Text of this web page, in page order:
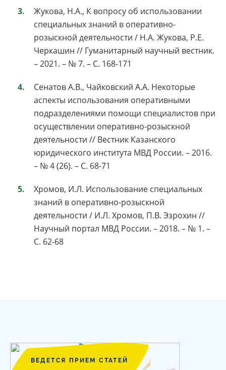
Жукова, Н.А., К вопросу об использовании
специальных знаний в оперативно-
розыскной деятельности / Н.А. Жукова, Р.Е.
Черкашин // Гуманитарный научный вестник.
– 2021. – № 7. – С. 168-171
Сенатов А.В., Чайковский А.А. Некоторые
аспекты использования оперативными
подразделениями помощи специалистов при
осуществлении оперативно-розыскной
деятельности // Вестник Казанского
юридического института МВД России. – 2016.
– № 4 (26). – С. 68-71
Хромов, И.Л. Использование специальных
знаний в оперативно-розыскной
деятельности / И.Л. Хромов, П.В. Эзрохин //
Научный портал МВД России. – 2018. – № 1. –
С. 62-68
ВЕДЕТСЯ ПРИЕМ СТАТЕЙ